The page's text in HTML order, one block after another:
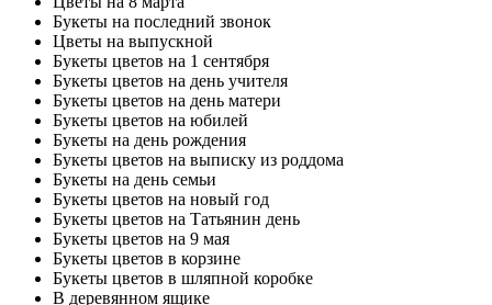
Букеты на последний звонок
Цветы на выпускной
Букеты цветов на 1 сентября
Букеты цветов на день учителя
Букеты цветов на день матери
Букеты цветов на юбилей
Букеты на день рождения
Букеты цветов на выписку из роддома
Букеты на день семьи
Букеты цветов на новый год
Букеты цветов на Татьянин день
Букеты цветов на 9 мая
Букеты цветов в корзине
Букеты цветов в шляпной коробке
В деревянном ящике